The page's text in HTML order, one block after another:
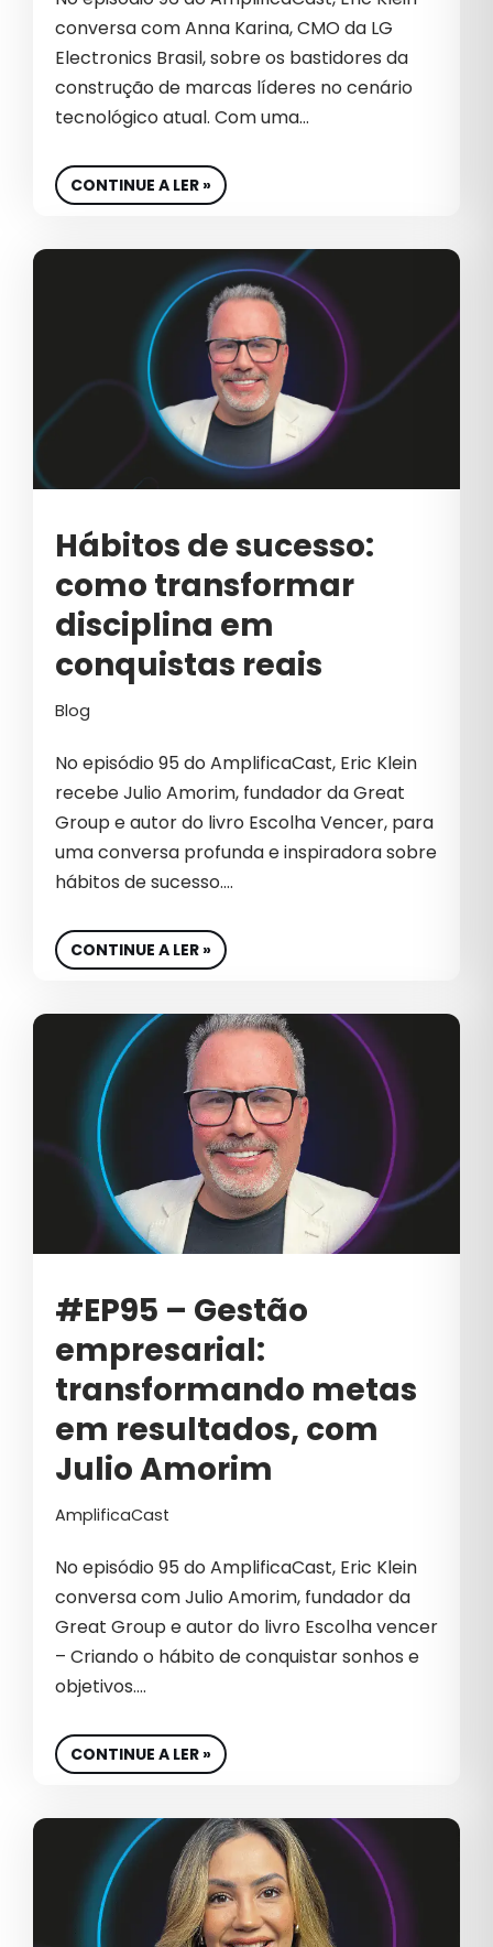
MÍDIA PAGA
NEGÓCIOS
PERFORMANCE DIGITAL
PROTEÇÃO DE DADOS
RETORNO SOBRE INVESTIMENTO
ROI NO E-COMMERCE
SEGURANÇA EM CAMPANHAS
SEO
SOFT SKILLS
SUCESSO
SUCESSO NO MARKETING
TECNOLOGIA PERSONALIZADA
TEMPORADA B2B
TRANSFORMAÇÃO
TYP
VAREJO
VENDA B2B
VENDAS
VENDAS B2B
VENDAS CONSULTIVAS B2B
VENDER B2B
VÍDEO
conversa com Anna Karina, CMO da LG
Electronics Brasil, sobre os bastidores da
construção de marcas líderes no cenário
tecnológico atual. Com uma…
CONTINUE A LER »
Hábitos de sucesso:
como transformar
disciplina em
conquistas reais
Blog
No episódio 95 do AmplificaCast, Eric Klein
recebe Julio Amorim, fundador da Great
Group e autor do livro Escolha Vencer, para
uma conversa profunda e inspiradora sobre
hábitos de sucesso.…
CONTINUE A LER »
#EP95 – Gestão
empresarial:
transformando metas
em resultados, com
Julio Amorim
AmplificaCast
No episódio 95 do AmplificaCast, Eric Klein
conversa com Julio Amorim, fundador da
Great Group e autor do livro Escolha vencer
– Criando o hábito de conquistar sonhos e
objetivos.…
CONTINUE A LER »